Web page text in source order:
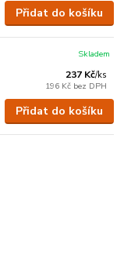
Přidat do košíku
237 Kč/ks
196 Kč bez DPH
Skladem
Přidat do košíku